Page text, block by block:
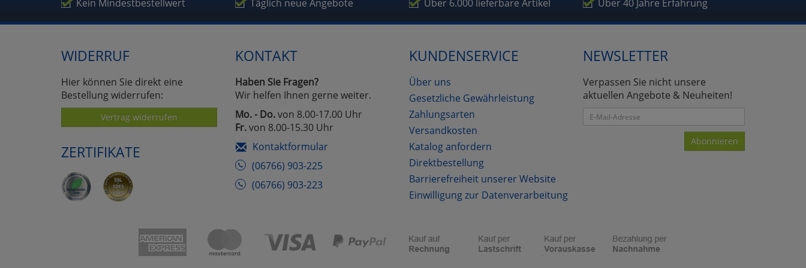
Kein Mindestbestellwert Täglich neue Angebote Über 6.000 lieferbare Artikel Über 40 Jahre Erfahrung
WIDERRUF
Hier können Sie direkt eine
Bestellung widerrufen:
Vertrag widerrufen
ZERTIFIKATE
KONTAKT
Haben Sie Fragen?
Wir helfen Ihnen gerne weiter.
Mo. - Do.von 8.00-17.00 Uhr
Fr.von 8.00-15.30 Uhr
Kontaktformular
(06766) 903-225
(06766) 903-223
KUNDENSERVICE
Über uns
Gesetzliche Gewährleistung
Zahlungsarten
Versandkosten
Katalog anfordern
Direktbestellung
Barrierefreiheit unserer Website
Einwilligung zur Datenverarbeitung
NEWSLETTER
Verpassen Sie nicht unsere
aktuellen Angebote & Neuheiten!
Abonnieren